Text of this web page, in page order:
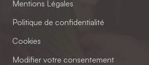
Mentions Légales
Politique de confidentialité
Cookies
Modifier votre consentement